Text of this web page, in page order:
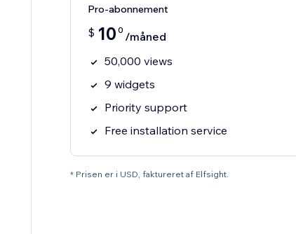
Pro-abonnement
$ 10 0 /måned
50,000 views
9 widgets
Priority support
Free installation service
* Prisen er i USD, faktureret af Elfsight.